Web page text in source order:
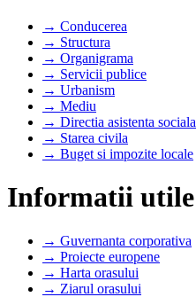
→ Conducerea
→ Structura
→ Organigrama
→ Servicii publice
→ Urbanism
→ Mediu
→ Directia asistenta sociala
→ Starea civila
→ Buget si impozite locale
Informatii utile
→ Guvernanta corporativa
→ Proiecte europene
→ Harta orasului
→ Ziarul orasului